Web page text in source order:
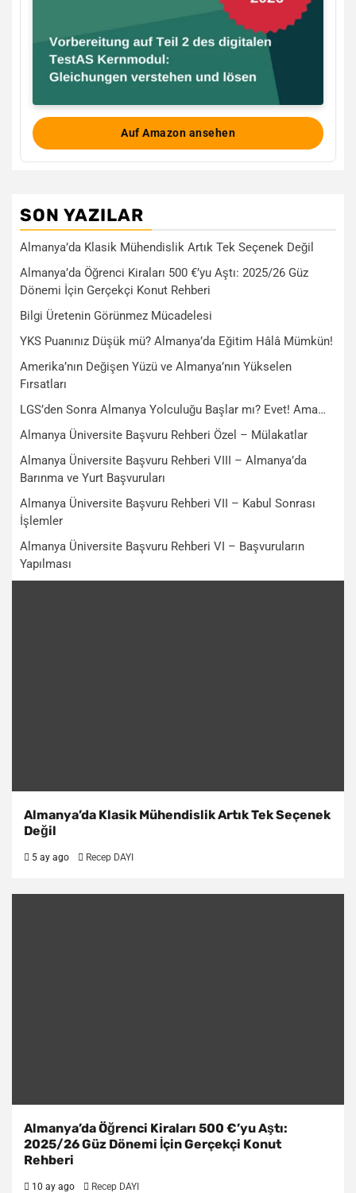
Auf Amazon ansehen
SON YAZILAR
Almanya’da Klasik Mühendislik Artık Tek Seçenek Değil
Almanya’da Öğrenci Kiraları 500 €’yu Aştı: 2025/26 Güz
Dönemi İçin Gerçekçi Konut Rehberi
Bilgi Üretenin Görünmez Mücadelesi
YKS Puanınız Düşük mü? Almanya’da Eğitim Hâlâ Mümkün!
Amerika’nın Değişen Yüzü ve Almanya’nın Yükselen
Fırsatları
LGS’den Sonra Almanya Yolculuğu Başlar mı? Evet! Ama…
Almanya Üniversite Başvuru Rehberi Özel – Mülakatlar
Almanya Üniversite Başvuru Rehberi VIII – Almanya’da
Barınma ve Yurt Başvuruları
Almanya Üniversite Başvuru Rehberi VII – Kabul Sonrası
İşlemler
Almanya Üniversite Başvuru Rehberi VI – Başvuruların
Yapılması
Almanya’da Klasik Mühendislik Artık Tek Seçenek
Değil
5 ay ago Recep DAYI
Almanya’da Öğrenci Kiraları 500 €’yu Aştı:
2025/26 Güz Dönemi İçin Gerçekçi Konut
Rehberi
10 ay ago Recep DAYI